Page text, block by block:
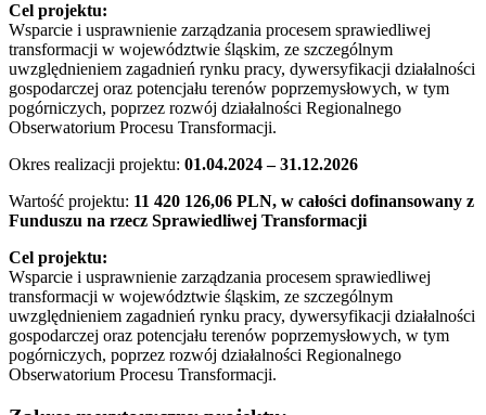
Cel projektu:
Wsparcie i usprawnienie zarządzania procesem sprawiedliwej
transformacji w województwie śląskim, ze szczególnym
uwzględnieniem zagadnień rynku pracy, dywersyfikacji działalności
gospodarczej oraz potencjału terenów poprzemysłowych, w tym
pogórniczych, poprzez rozwój działalności Regionalnego
Obserwatorium Procesu Transformacji.
Okres realizacji projektu: 01.04.2024 – 31.12.2026
Wartość projektu: 11 420 126,06 PLN, w całości dofinansowany z
Funduszu na rzecz Sprawiedliwej Transformacji
Cel projektu:
Wsparcie i usprawnienie zarządzania procesem sprawiedliwej
transformacji w województwie śląskim, ze szczególnym
uwzględnieniem zagadnień rynku pracy, dywersyfikacji działalności
gospodarczej oraz potencjału terenów poprzemysłowych, w tym
pogórniczych, poprzez rozwój działalności Regionalnego
Obserwatorium Procesu Transformacji.